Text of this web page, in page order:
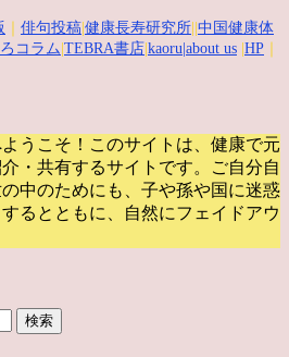
俳句投稿 健康長寿研究所 中国健康体
コラム TEBRA書店 kaoru |about us HP
うこそ！このサイトは、健康で元
・共有するサイトです。
ご自分自
中のためにも、子や孫や国に迷惑
るとともに、自然にフェイドアウ